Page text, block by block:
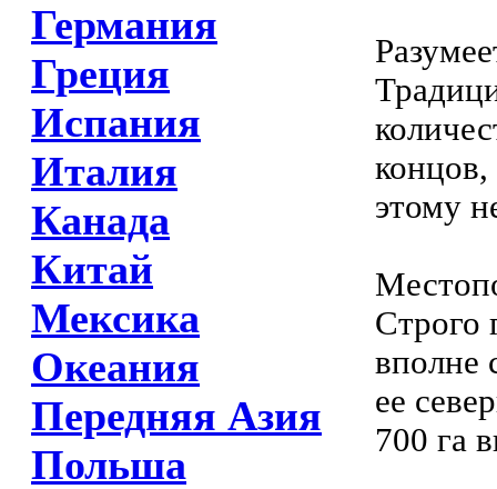
Германия
Греция
Испания
Италия
Канада
Китай
Мексика
Океания
Передняя Азия
Польша
этому
Строго
вполне
ее
700 га